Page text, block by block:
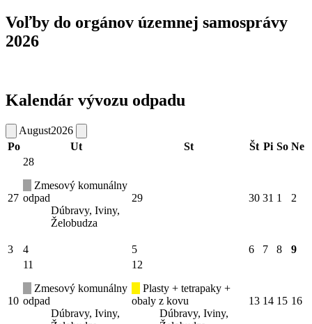
Voľby do orgánov územnej samosprávy
2026
Kalendár vývozu odpadu
August2026
Po
Ut St Št Pi So Ne
27
28
Zmesový komunálny
odpad
Dúbravy, Iviny,
Želobudza
29 30 31 1 2
3 4 5 6 7 8 9
10
11
Zmesový komunálny
odpad
Dúbravy, Iviny,
12
Plasty + tetrapaky +
obaly z kovu
Dúbravy, Iviny,
13 14 15 16